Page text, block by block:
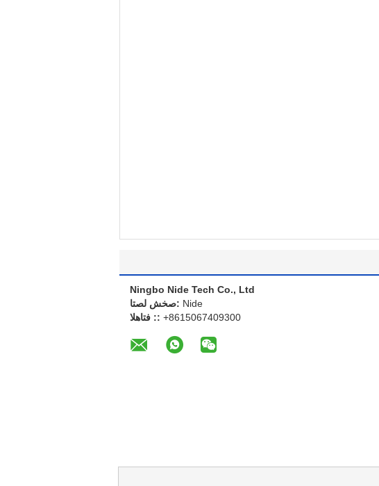
Ningbo Nide Tech Co., Ltd
اتصل شخص: Nide
الهاتف :: +8615067409300